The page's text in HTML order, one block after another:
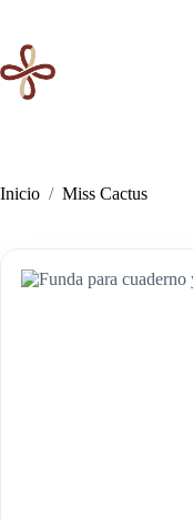
contenido
Inicio / Miss Cactus